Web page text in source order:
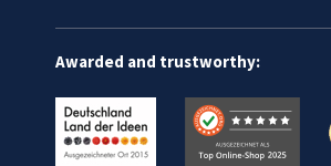
Awarded and trustworthy: